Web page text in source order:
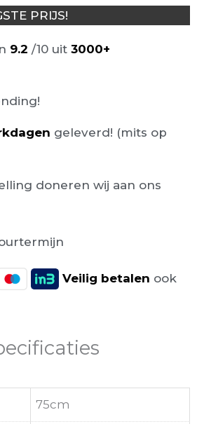
PRIJS!
9.2 /10 uit 3000+
geleverd! (mits op
doneren wij aan ons
Veilig betalen ook
75cm